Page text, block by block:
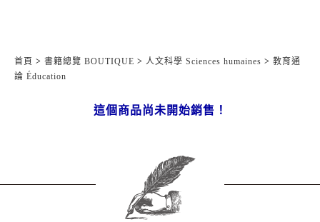
首頁 > 書籍總覽 BOUTIQUE > 人文科學 Sciences humaines > 教育通
論 Éducation
這個商品尚未開始銷售！